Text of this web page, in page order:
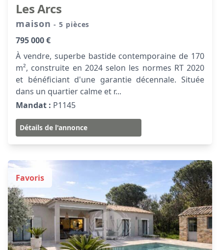
Les Arcs
maison- 5 pièces
795 000 €
À vendre, superbe bastide contemporaine de 170
m², construite en 2024 selon les normes RT 2020
et bénéficiant d'une garantie décennale. Située
dans un quartier calme et r...
Mandat : P1145
Détails de l'annonce
Favoris